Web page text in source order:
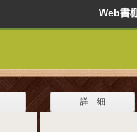
Web
詳 細